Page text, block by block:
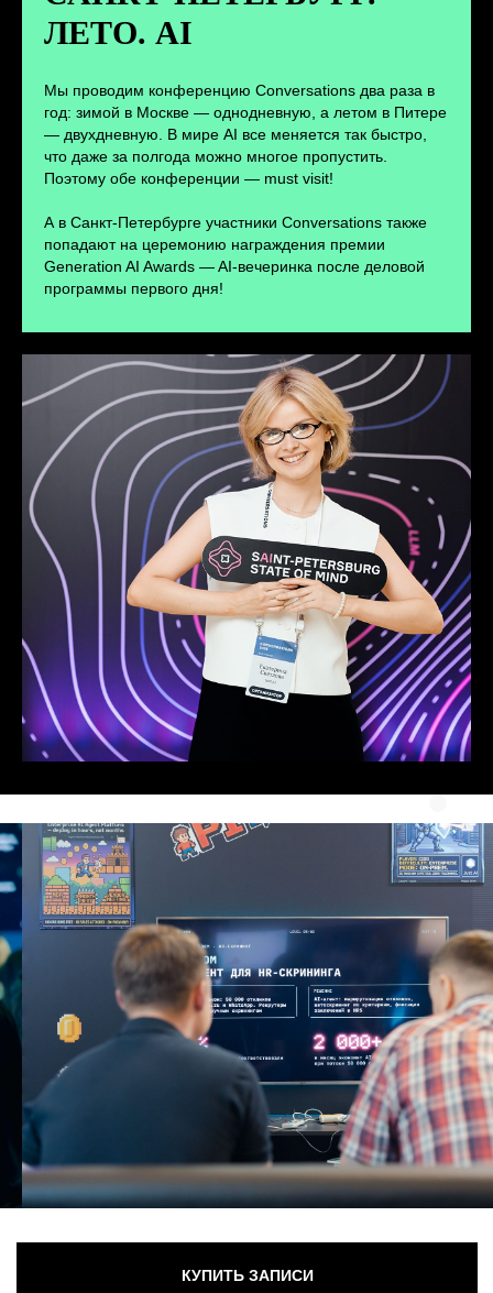
ЛЕТО. AI
Мы проводим конференцию Conversations два раза в
год: зимой в Москве — однодневную, а летом в Питере
— двухдневную. В мире AI все меняется так быстро,
что даже за полгода можно многое пропустить.
Поэтому обе конференции — must visit!
А в Санкт-Петербурге участники Conversations также
попадают на церемонию награждения премии
Generation AI Awards — AI-вечеринка после деловой
программы первого дня!